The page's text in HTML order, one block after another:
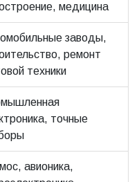
медицина
заводы,
ремонт
техники
точные
авионика,